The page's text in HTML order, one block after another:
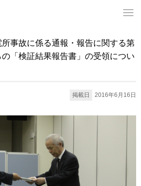
事故に係る通報・報告に関する第
「検証結果報告書」の受領につい
掲載日 2016年6月16日